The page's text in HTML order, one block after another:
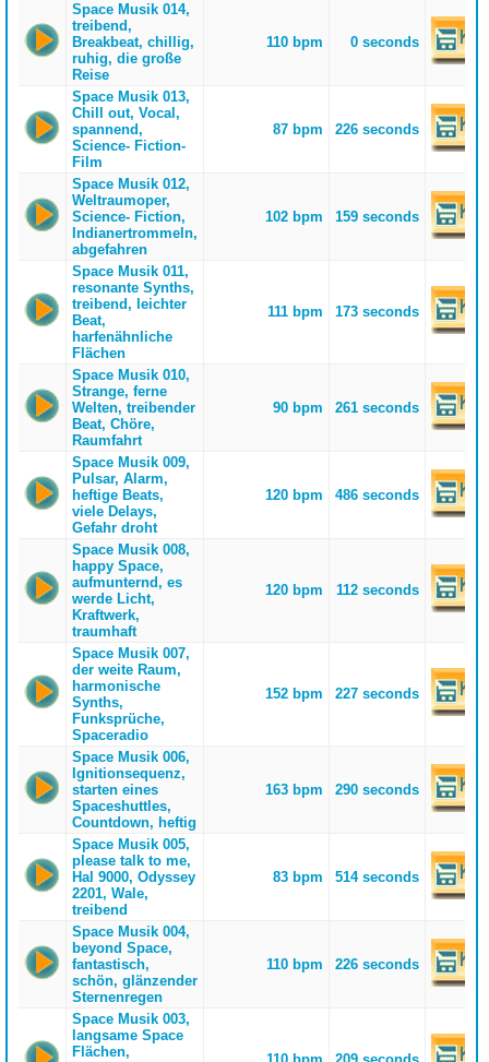
Space Musik 014,
treibend,
Breakbeat, chillig,
ruhig, die große
Reise
110 bpm 0 seconds
Space Musik 013,
Chill out, Vocal,
spannend,
Science- Fiction-
Film
87 bpm 226 seconds
Space Musik 012,
Weltraumoper,
Science- Fiction,
Indianertrommeln,
abgefahren
102 bpm 159 seconds
Space Musik 011,
resonante Synths,
treibend, leichter
Beat,
harfenähnliche
Flächen
111 bpm 173 seconds
Space Musik 010,
Strange, ferne
Welten, treibender
Beat, Chöre,
Raumfahrt
90 bpm 261 seconds
Space Musik 009,
Pulsar, Alarm,
heftige Beats,
viele Delays,
Gefahr droht
120 bpm 486 seconds
Space Musik 008,
happy Space,
aufmunternd, es
werde Licht,
Kraftwerk,
traumhaft
120 bpm 112 seconds
Space Musik 007,
der weite Raum,
harmonische
Synths,
Funksprüche,
Spaceradio
152 bpm 227 seconds
Space Musik 006,
Ignitionsequenz,
starten eines
Spaceshuttles,
Countdown, heftig
163 bpm 290 seconds
Space Musik 005,
please talk to me,
Hal 9000, Odyssey
2201, Wale,
treibend
83 bpm 514 seconds
Space Musik 004,
beyond Space,
fantastisch,
schön, glänzender
Sternenregen
110 bpm 226 seconds
Space Musik 003,
langsame Space
Flächen,